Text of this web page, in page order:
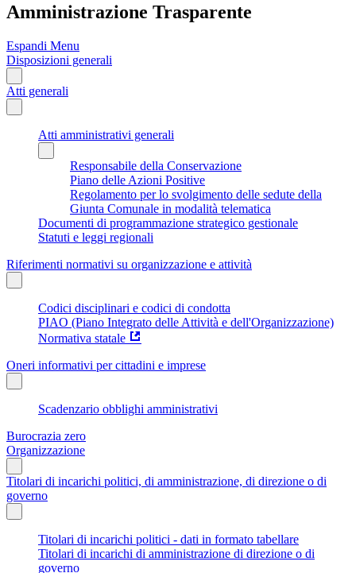
Amministrazione Trasparente
Espandi Menu
Disposizioni generali
Atti generali
Atti amministrativi generali
Responsabile della Conservazione
Piano delle Azioni Positive
Regolamento per lo svolgimento delle sedute della
Giunta Comunale in modalità telematica
Documenti di programmazione strategico gestionale
Statuti e leggi regionali
Riferimenti normativi su organizzazione e attività
Codici disciplinari e codici di condotta
PIAO (Piano Integrato delle Attività e dell'Organizzazione)
Normativa statale
Oneri informativi per cittadini e imprese
Scadenzario obblighi amministrativi
Burocrazia zero
Organizzazione
Titolari di incarichi politici, di amministrazione, di direzione o di
governo
Titolari di incarichi politici - dati in formato tabellare
Titolari di incarichi di amministrazione di direzione o di
governo